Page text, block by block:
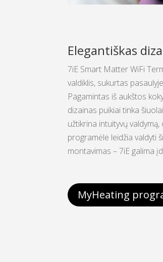
Elegantiškas
7iE Smart Matter WiFi
valdiklis, sukurtas
Pagamintas iš aukštos
dizainas puikiai tinka
užtikrina intuityvų
programėle leidžia valdyti
montavimas – 7iE galima
MyHeating